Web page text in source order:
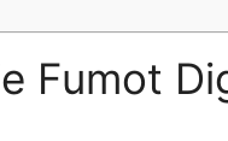
Fumot